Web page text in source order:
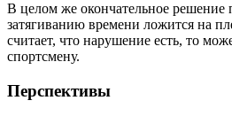
В целом же окончательное
затягиванию времени ложится на
считает, что нарушение есть, то
спортсмену.
Перспективы